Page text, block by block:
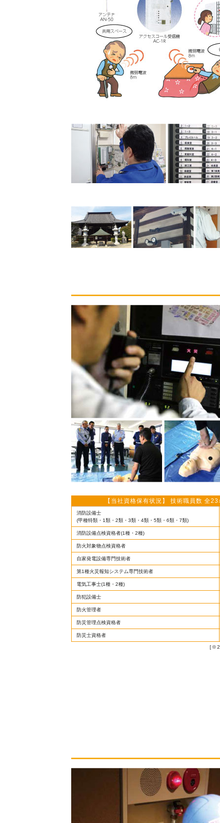
【当社資格保有状況】 技術職員数 全23
消防設備士
(甲種特類・1類・2類・3類・4類・5類・6類・7類)
消防設備点検資格者(1種・2種)
防火対象物点検資格者
自家発電設備専門技術者
第1種火災報知システム専門技術者
電気工事士(1種・2種)
防犯設備士
防火管理者
防災管理点検資格者
防災士資格者